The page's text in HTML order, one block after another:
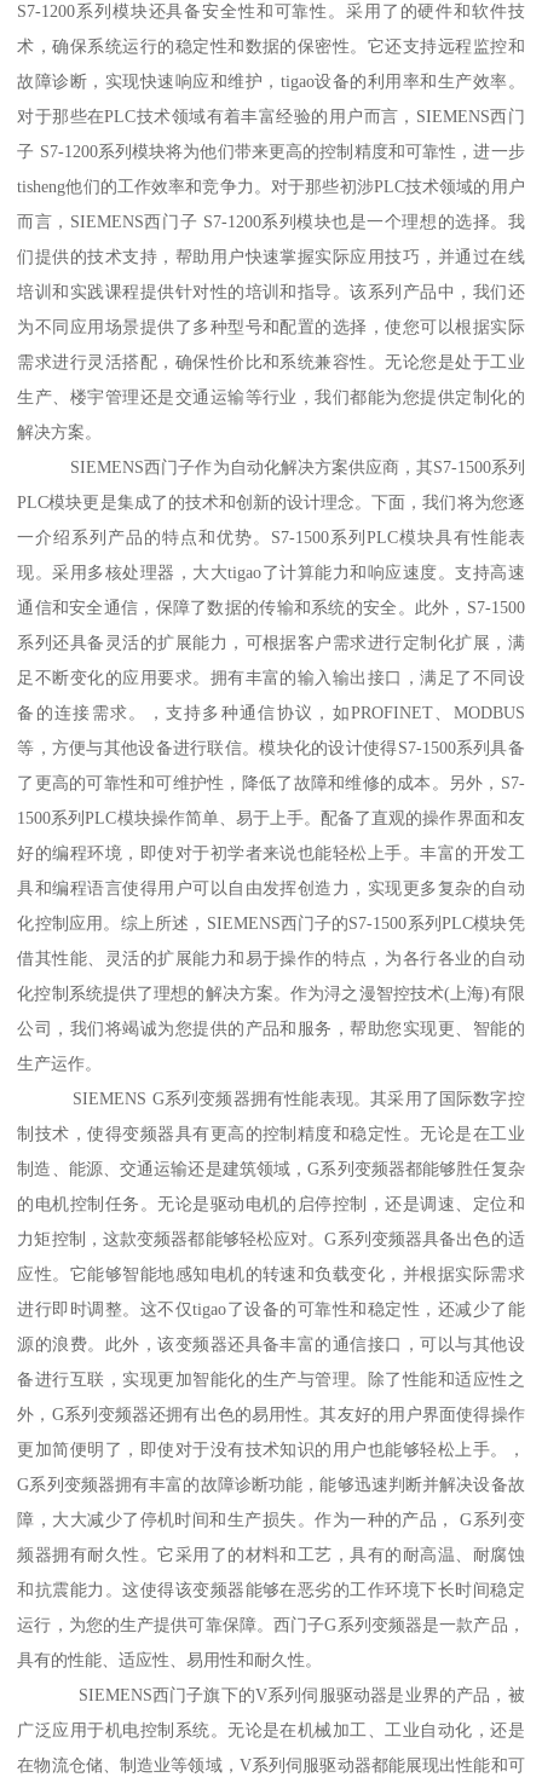
S7-1200系列模块还具备安全性和可靠性。采用了的硬件和软件技
术，确保系统运行的稳定性和数据的保密性。它还支持远程监控和
故障诊断，实现快速响应和维护，tigao设备的利用率和生产效率。
对于那些在PLC技术领域有着丰富经验的用户而言，SIEMENS西门
子 S7-1200系列模块将为他们带来更高的控制精度和可靠性，进一步
tisheng他们的工作效率和竞争力。对于那些初涉PLC技术领域的用户
而言，SIEMENS西门子 S7-1200系列模块也是一个理想的选择。我
们提供的技术支持，帮助用户快速掌握实际应用技巧，并通过在线
培训和实践课程提供针对性的培训和指导。该系列产品中，我们还
为不同应用场景提供了多种型号和配置的选择，使您可以根据实际
需求进行灵活搭配，确保性价比和系统兼容性。无论您是处于工业
生产、楼宇管理还是交通运输等行业，我们都能为您提供定制化的
解决方案。
SIEMENS西门子作为自动化解决方案供应商，其S7-1500系列
PLC模块更是集成了的技术和创新的设计理念。下面，我们将为您逐
一介绍系列产品的特点和优势。S7-1500系列PLC模块具有性能表
现。采用多核处理器，大大tigao了计算能力和响应速度。支持高速
通信和安全通信，保障了数据的传输和系统的安全。此外，S7-1500
系列还具备灵活的扩展能力，可根据客户需求进行定制化扩展，满
足不断变化的应用要求。拥有丰富的输入输出接口，满足了不同设
备的连接需求。，支持多种通信协议，如PROFINET、MODBUS
等，方便与其他设备进行联信。模块化的设计使得S7-1500系列具备
了更高的可靠性和可维护性，降低了故障和维修的成本。另外，S7-
1500系列PLC模块操作简单、易于上手。配备了直观的操作界面和友
好的编程环境，即使对于初学者来说也能轻松上手。丰富的开发工
具和编程语言使得用户可以自由发挥创造力，实现更多复杂的自动
化控制应用。综上所述，SIEMENS西门子的S7-1500系列PLC模块凭
借其性能、灵活的扩展能力和易于操作的特点，为各行各业的自动
化控制系统提供了理想的解决方案。作为浔之漫智控技术(上海)有限
公司，我们将竭诚为您提供的产品和服务，帮助您实现更、智能的
生产运作。
SIEMENS G系列变频器拥有性能表现。其采用了国际数字控
制技术，使得变频器具有更高的控制精度和稳定性。无论是在工业
制造、能源、交通运输还是建筑领域，G系列变频器都能够胜任复杂
的电机控制任务。无论是驱动电机的启停控制，还是调速、定位和
力矩控制，这款变频器都能够轻松应对。G系列变频器具备出色的适
应性。它能够智能地感知电机的转速和负载变化，并根据实际需求
进行即时调整。这不仅tigao了设备的可靠性和稳定性，还减少了能
源的浪费。此外，该变频器还具备丰富的通信接口，可以与其他设
备进行互联，实现更加智能化的生产与管理。除了性能和适应性之
外，G系列变频器还拥有出色的易用性。其友好的用户界面使得操作
更加简便明了，即使对于没有技术知识的用户也能够轻松上手。，
G系列变频器拥有丰富的故障诊断功能，能够迅速判断并解决设备故
障，大大减少了停机时间和生产损失。作为一种的产品， G系列变
频器拥有耐久性。它采用了的材料和工艺，具有的耐高温、耐腐蚀
和抗震能力。这使得该变频器能够在恶劣的工作环境下长时间稳定
运行，为您的生产提供可靠保障。西门子G系列变频器是一款产品，
具有的性能、适应性、易用性和耐久性。
SIEMENS西门子旗下的V系列伺服驱动器是业界的产品，被
广泛应用于机电控制系统。无论是在机械加工、工业自动化，还是
在物流仓储、制造业等领域，V系列伺服驱动器都能展现出性能和可